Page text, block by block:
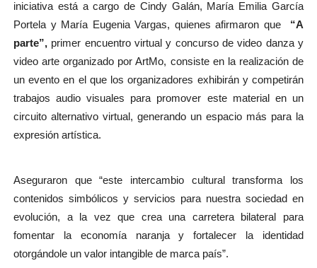
iniciativa está a cargo de Cindy Galán, María Emilia García
Portela y María Eugenia Vargas, quienes afirmaron que “A
parte”,primer encuentro virtual y concurso de video danza y
video arte organizado por ArtMo, consiste en la realización de
un evento en el que los organizadores exhibirán y competirán
trabajos audio visuales para promover este material en un
circuito alternativo virtual, generando un espacio más para la
expresión artística.
Aseguraron que “este intercambio cultural transforma los
contenidos simbólicos y servicios para nuestra sociedad en
evolución, a la vez que crea una carretera bilateral para
fomentar la economía naranja y fortalecer la identidad
otorgándole un valor intangible de marca país”.